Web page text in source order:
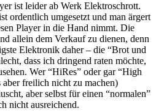
ist leider ab Werk Elektroschrott.
ordentlich umgesetzt und man ärgert
Player in die Hand nimmt. Die
allein dem Verkauf zu dienen, denn
Elektronik daher – die “Brot und
dass ich dringend raten möchte,
Wer “HiRes” oder gar “High
aber freilich nicht zu machen)
aber selbst für einen “normalen”
nicht ausreichend.